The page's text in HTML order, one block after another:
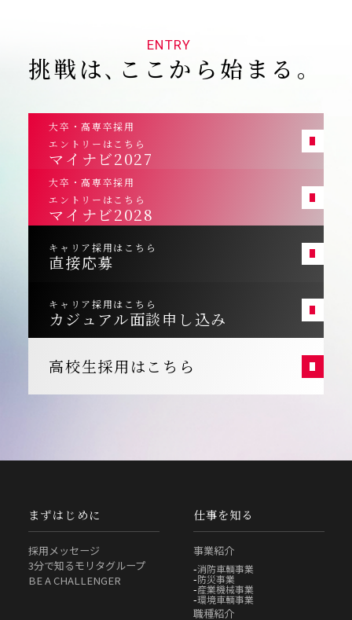
ENTRY
挑戦は､ここから始まる｡
大卒・高専卒採用
エントリーはこちら
マイナビ2027
大卒・高専卒採用
エントリーはこちら
マイナビ2028
キャリア採用はこちら
直接応募
キャリア採用はこちら
カジュアル面談申し込み
高校生採用はこちら
まずはじめに
採用メッセージ
3分で知るモリタグループ
BE A CHALLENGER
仕事を知る
事業紹介
消防車輌事業
防災事業
産業機械事業
環境車輌事業
職種紹介